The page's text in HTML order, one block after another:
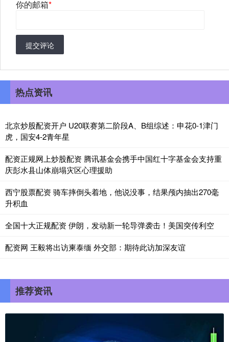
你的邮箱*
提交评论
热点资讯
北京炒股配资开户 U20联赛第二阶段A、B组综述：申花0-1津门
虎，国安4-2青年星
配资正规网上炒股配资 腾讯基金会携手中国红十字基金会支持重
庆彭水县山体崩塌灾区心理援助
西宁股票配资 骑车摔倒头着地，他说没事，结果颅内抽出270毫
升积血
全国十大正规配资 伊朗，发动新一轮导弹袭击！美国突传利空
配资网 王毅将出访柬泰缅 外交部：期待此访加深友谊
推荐资讯